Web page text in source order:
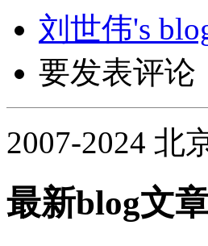
刘世伟's
要发表评论
2007-2024 北
最新blog文